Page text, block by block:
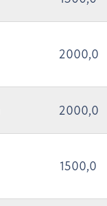
2000,0
2000,0
1500,0